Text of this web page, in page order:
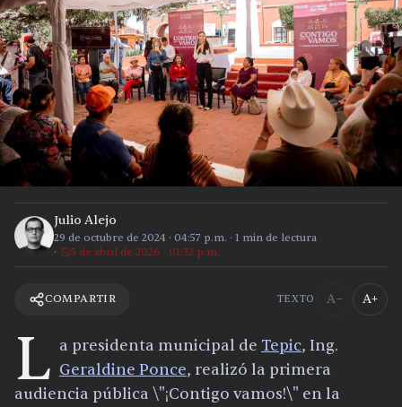
Julio Alejo
29 de octubre de 2024 · 04:57 p.m. · 1 min de lectura
5 de abril de 2026 · 01:32 p.m.
COMPARTIR TEXTO A− A+
L a presidenta municipal de Tepic, Ing.
Geraldine Ponce, realizó la primera
audiencia pública \"¡Contigo vamos!\" en la